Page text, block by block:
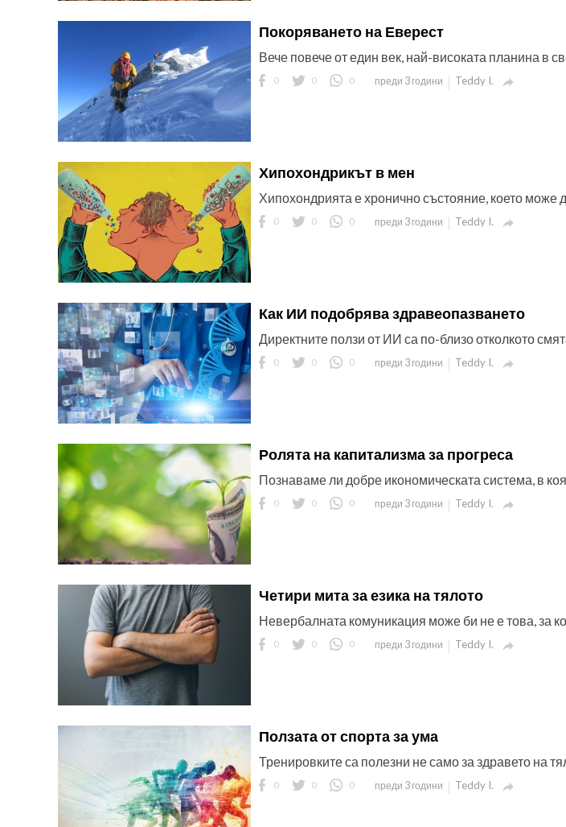
Покоряването на Еверест
Вече повече от един век, най-високата планина в
0 0 0 преди 3 години Teddy I. 
Хипохондрикът в мен
Хипохондрията е хронично състояние, което може
0 0 0 преди 3 години Teddy I. 
Как ИИ подобрява здравеопазването
Директните ползи от ИИ са по-близо отколкото
0 0 0 преди 3 години Teddy I. 
Ролята на капитализма за прогреса
Познаваме ли добре икономическата система, в
0 0 0 преди 3 години Teddy I. 
Четири мита за езика на тялото
Невербалната комуникация може би не е това, за
0 0 0 преди 3 години Teddy I. 
Ползата от спорта за ума
Тренировките са полезни не само за здравето на
0 0 0 преди 3 години Teddy I. 